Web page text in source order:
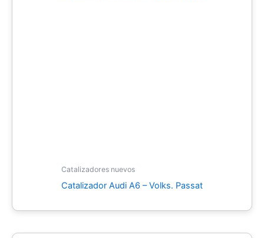
Catalizadores nuevos
Catalizador Audi A6 – Volks. Passat